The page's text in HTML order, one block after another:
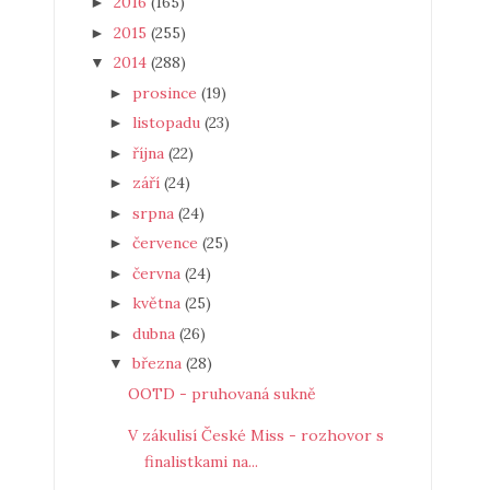
► 2015 (255)
▼ 2014 (288)
► prosince (19)
► listopadu (23)
► října (22)
► září (24)
► srpna (24)
► července (25)
► června (24)
► května (25)
► dubna (26)
▼ března (28)
OOTD - pruhovaná sukně
V zákulisí České Miss - rozhovor s
finalistkami na...